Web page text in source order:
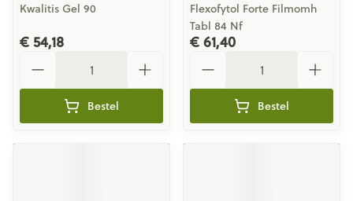
Kwalitis Gel 90
€ 54,18
Bestel
Flexofytol Forte Filmomh
Tabl 84 Nf
€ 61,40
Bestel